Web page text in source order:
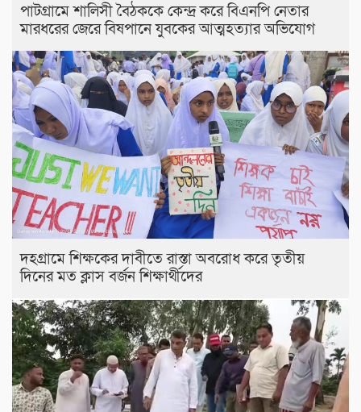
পাটগ্রামে শালিসী বৈঠককে কেন্দ্র করে বিএনপি নেতার
মারধরের জেরে বিষপানে যুবকের আত্মহত্যার অভিযোগ
দহগ্রামে শিক্ষকের দাবীতে রাস্তা অবরোধ করে তৃতীয়
দিনের মত ক্লাস বর্জন শিক্ষার্থীদের